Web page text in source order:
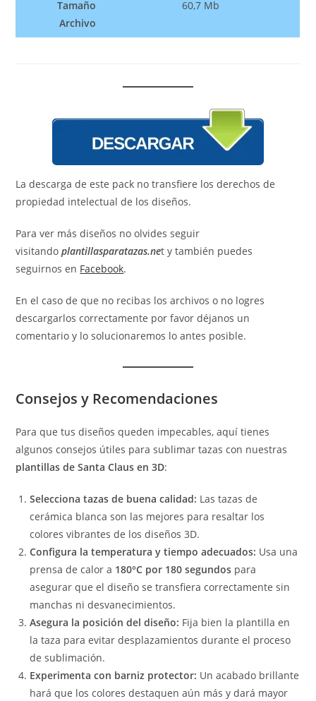
Tamaño
Archivo
60,7 Mb
La descarga de este pack no transfiere los derechos de
propiedad intelectual de los diseños.
Para ver más diseños no olvides seguir
visitandoplantillasparatazas.net y también puedes
seguirnos en Facebook.
En el caso de que no recibas los archivos o no logres
descargarlos correctamente por favor déjanos un
comentario y lo solucionaremos lo antes posible.
Consejos y Recomendaciones
Para que tus diseños queden impecables, aquí tienes
algunos consejos útiles para sublimar tazas con nuestras
plantillas de Santa Claus en 3D:
Selecciona tazas de buena calidad: Las tazas de
cerámica blanca son las mejores para resaltar los
colores vibrantes de los diseños 3D.
Configura la temperatura y tiempo adecuados: Usa una
prensa de calor a 180°C por 180 segundos para
asegurar que el diseño se transfiera correctamente sin
manchas ni desvanecimientos.
Asegura la posición del diseño: Fija bien la plantilla en
la taza para evitar desplazamientos durante el proceso
de sublimación.
Experimenta con barniz protector: Un acabado brillante
hará que los colores destaquen aún más y dará mayor